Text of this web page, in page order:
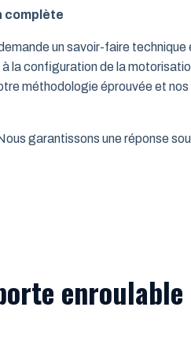
complète
un savoir-faire
la configuration de la
méthodologie éprouvée et
garantissons une réponse